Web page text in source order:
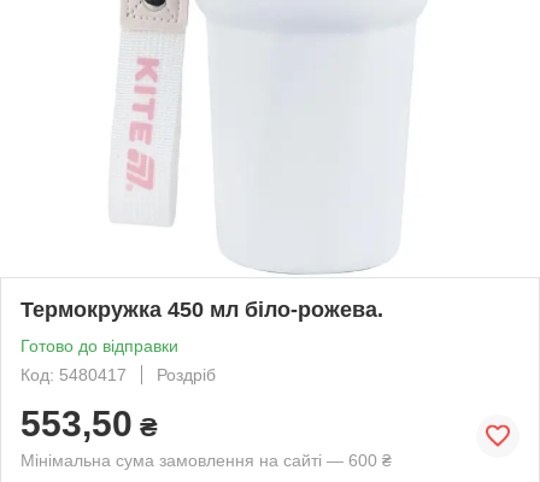
Термокружка 450 мл біло-рожева.
Готово до відправки
Код: 5480417
Роздріб
553,50 ₴
Мінімальна сума замовлення на сайті — 600 ₴